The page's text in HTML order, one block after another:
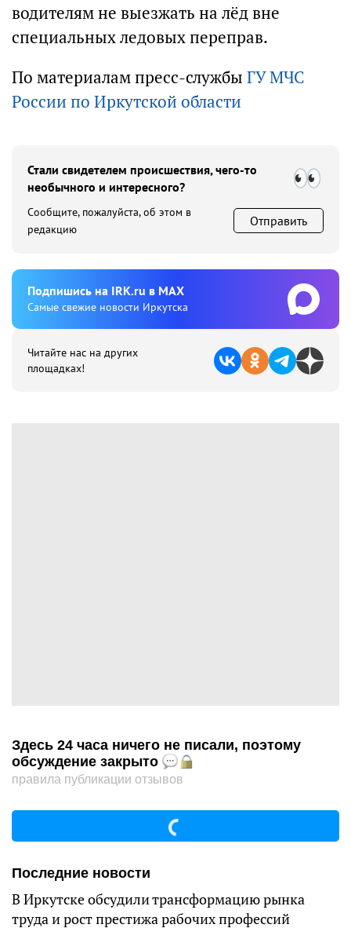
водителям не выезжать на лёд вне
специальных ледовых переправ.
По материалам пресс-службы ГУ МЧС
России по Иркутской области
Стали свидетелем происшествия, чего-то
необычного и интересного?
Сообщите, пожалуйста, об этом в
редакцию
Отправить
Подпишиcь на IRK.ru в MAX
Cамые свежие новости Иркутска
Читайте нас на других
площадках!
Здесь 24 часа ничего не писали, поэтому
обсуждение закрыто
правила публикации отзывов
Последние новости
В Иркутске обсудили трансформацию рынка
труда и рост престижа рабочих профессий